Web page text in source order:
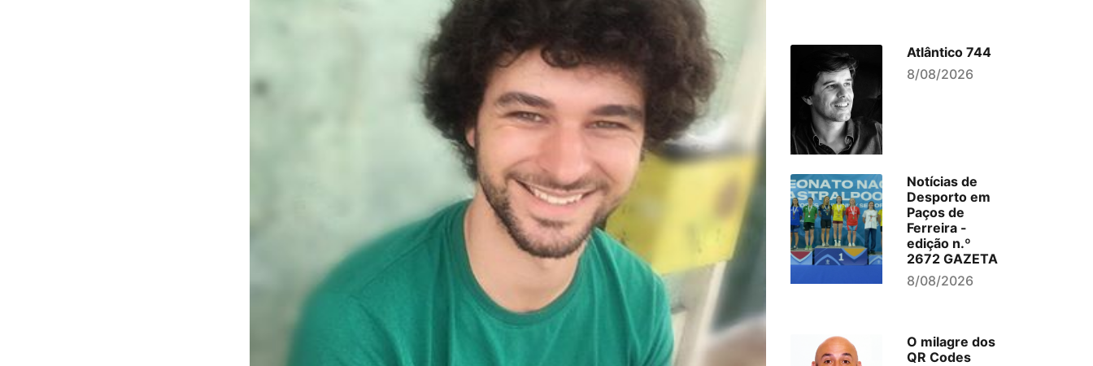
Atlântico 744
8/08/2026
Notícias de
Desporto em
Paços de
Ferreira -
edição n.º
2672 GAZETA
8/08/2026
O milagre dos
QR Codes